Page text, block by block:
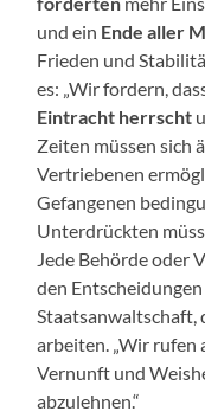
und ein Ende aller
Frieden und
es: „Wir fordern,
Eintracht herrscht
Zeiten müssen sich
Vertriebenen
Gefangenen
Unterdrückten
Jede Behörde oder
den
Staatsanwaltschaft,
arbeiten. „Wir rufen
Vernunft und
abzulehnen.“